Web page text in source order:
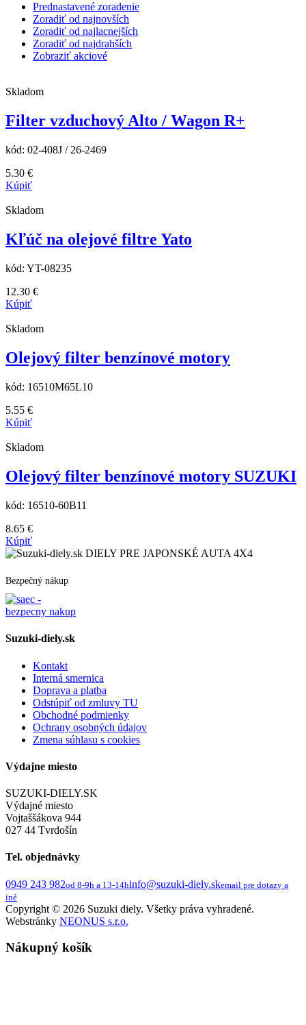
Prednastavené zoradenie
Zoradiť od najnovších
Zoradiť od najlacnejších
Zoradiť od najdrahších
Zobraziť akciové
Skladom
Filter vzduchový Alto / Wagon R+
kód: 02-408J / 26-2469
5.30 €
Kúpiť
Skladom
Kľúč na olejové filtre Yato
kód: YT-08235
12.30 €
Kúpiť
Skladom
Olejový filter benzínové motory
kód: 16510M65L10
5.55 €
Kúpiť
Skladom
Olejový filter benzínové motory SUZUKI
kód: 16510-60B11
8.65 €
Kúpiť
DIELY PRE JAPONSKÉ AUTA 4X4
Bezpečný nákup
Suzuki-diely.sk
Kontakt
Interná smernica
Doprava a platba
Odstúpiť od zmluvy TU
Obchodné podmienky
Ochrany osobných údajov
Zmena súhlasu s cookies
Výdajne miesto
SUZUKI-DIELY.SK
Výdajné miesto
Vojtaššákova 944
027 44 Tvrdošín
Tel. objednávky
0949 243 982od 8-9h a 13-14hinfo@suzuki-diely.skemail pre dotazy a
iné
Copyright © 2026 Suzuki diely. Všetky práva vyhradené.
Webstránky NEONUS s.r.o.
Nákupný košík